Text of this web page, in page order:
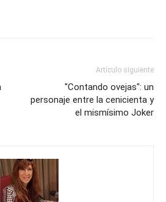
Artículo siguiente
"Contando ovejas": un
personaje entre la cenicienta y
el mismísimo Joker